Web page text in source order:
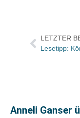
LETZTER
Anneli Ganser